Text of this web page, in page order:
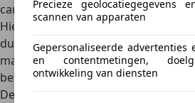
camperuitvoeringen kunnen de
Hiermee is de Toyota Hiace over het
duurder dan andere bestelbussen
maar dat maakt hij weer goed met
betrouwbaarheid.
Design
Precieze
scannen van apparaten
Gepersonaliseerde advertenties
en contentmetingen,
ontwikkeling van diensten